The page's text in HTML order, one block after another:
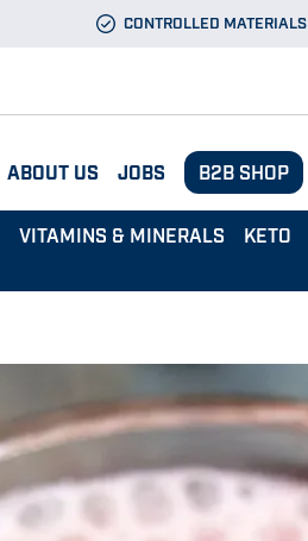
CONTROLLED MATERIALS
ABOUT US JOBS B2B SHOP
VITAMINS & MINERALS KETO